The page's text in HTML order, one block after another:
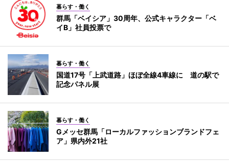
暮らす・働く
群馬「ベイシア」30周年、公式キャラクター「ベ
イB」社員投票で
暮らす・働く
国道17号「上武道路」ほぼ全線4車線に 道の駅で
記念パネル展
暮らす・働く
Gメッセ群馬「ローカルファッションブランドフェ
ア」県内外21社